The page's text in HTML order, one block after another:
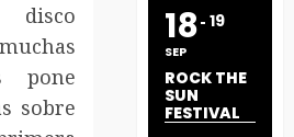
pone
sobre
18
SEP
19
ROCK THE
SUN
FESTIVAL